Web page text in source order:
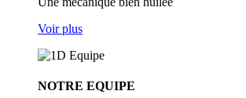
Voir plus
NOTRE EQUIPE